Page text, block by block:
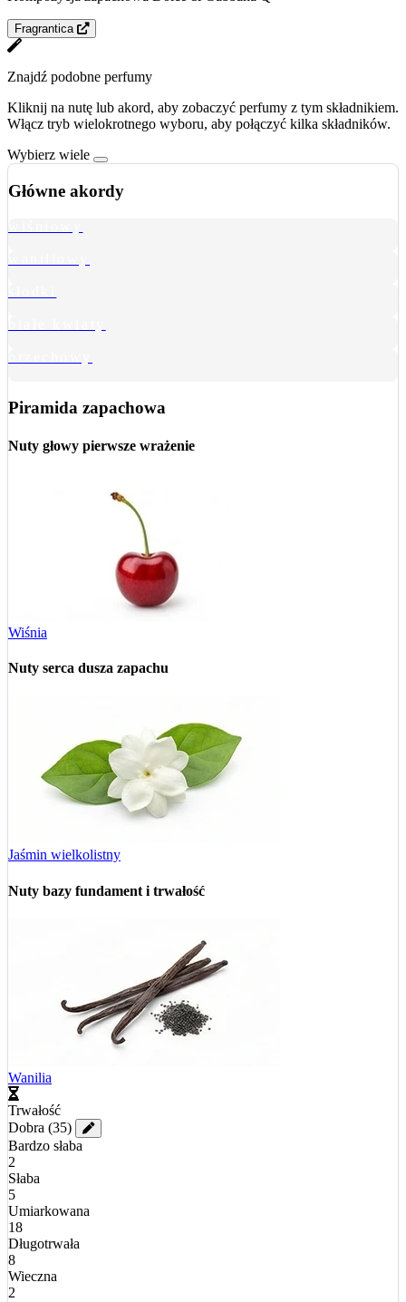
Fragrantica
Znajdź podobne perfumy
Kliknij na nutę lub akord, aby zobaczyć perfumy z tym składnikiem.
Włącz tryb wielokrotnego wyboru, aby połączyć kilka składników.
Wybierz wiele
Główne akordy
Piramida zapachowa
Nuty głowy pierwsze wrażenie
Wiśnia
Nuty serca dusza zapachu
Jaśmin wielkolistny
Nuty bazy fundament i trwałość
Wanilia
Trwałość
Dobra (35)
Bardzo słaba
2
Słaba
5
Umiarkowana
18
Długotrwała
8
Wieczna
2